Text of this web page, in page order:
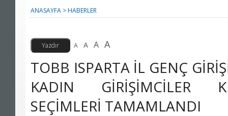
ANASAYFA >HABERLER
A A A A
TOBB ISPARTA İL GENÇ
KADIN GİRİŞİMCİLER
SEÇİMLERİ TAMAMLANDI